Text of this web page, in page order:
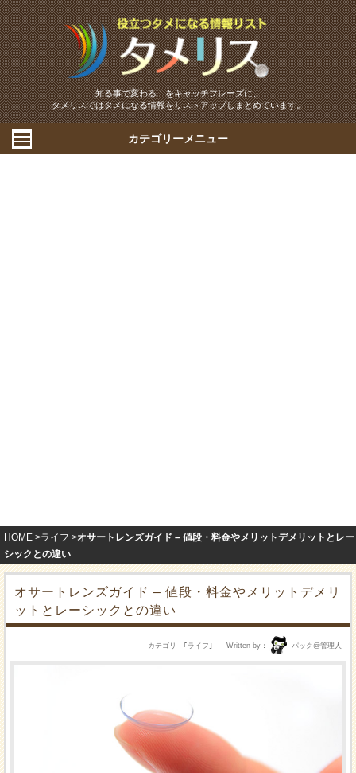
知る事で変わる！をキャッチフレーズに、
タメリスではタメになる情報をリストアップしまとめています。
カテゴリーメニュー
HOME ライフ
オサートレンズガイド – 値段・料金やメリットデメリットとレー
シックとの違い
オサートレンズガイド – 値段・料金やメリットデメリ
ットとレーシックとの違い
Written by パック@管理人
カテゴリ ｢ ライフ ｣